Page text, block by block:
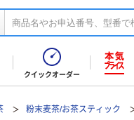
クイックオーダー
粉末麦茶/お茶スティック